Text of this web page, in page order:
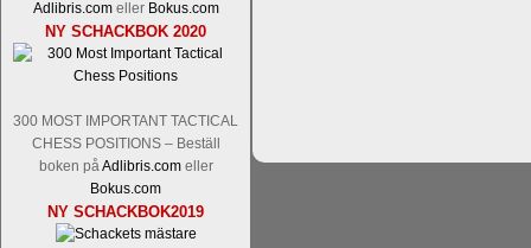
Adlibris.comeller Bokus.com
NY SCHACKBOK 2020
300 MOST IMPORTANT TACTICAL
CHESS POSITIONS – Beställ
boken på Adlibris.comeller
Bokus.com
NY SCHACKBOK2019
ronden:GM Jonny Hector- GM